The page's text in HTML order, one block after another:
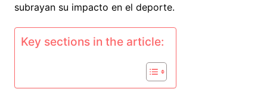
subrayan su impacto en el deporte.
Key sections in the article: